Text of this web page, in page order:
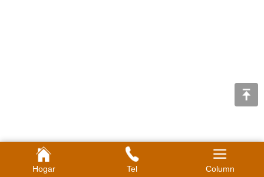
Hogar Tel Column